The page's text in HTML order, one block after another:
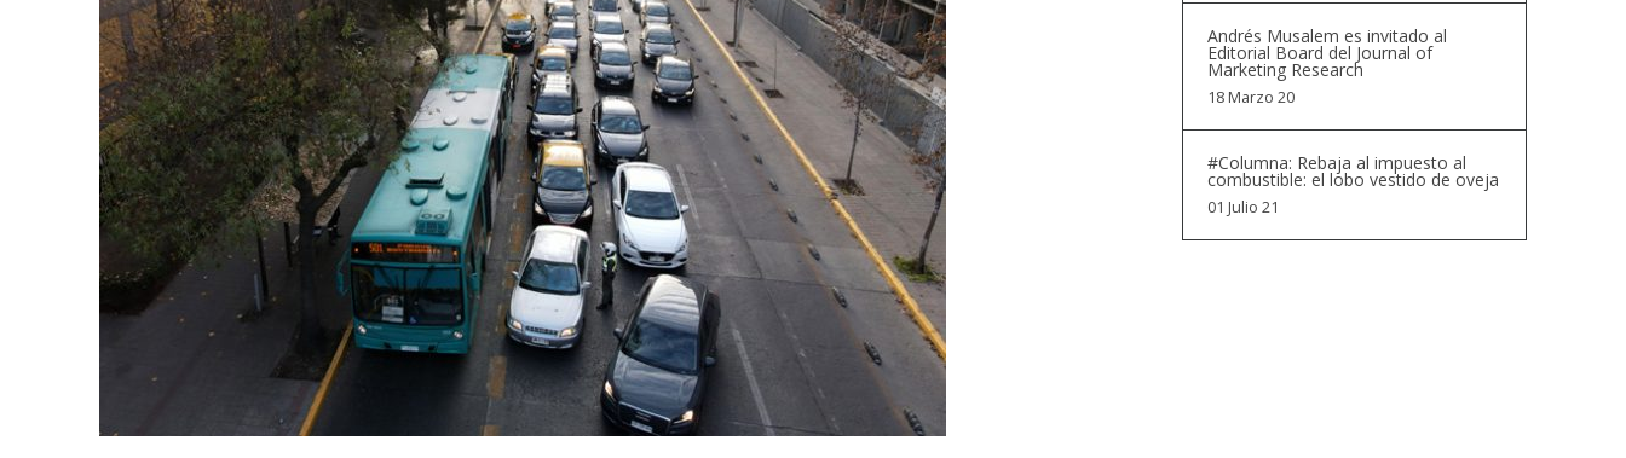
Andrés Musalem es invitado al
Editorial Board del Journal of
Marketing Research
18 Marzo 20
#Columna: Rebaja al impuesto al
combustible: el lobo vestido de oveja
01 Julio 21